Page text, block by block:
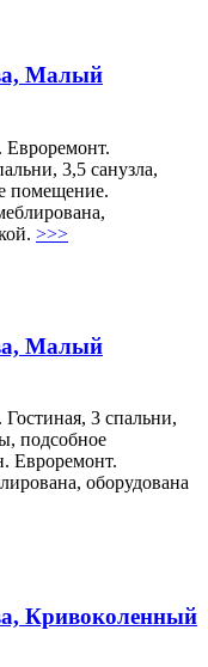
Малый
Евроремонт.
3,5 санузла,
помещение.
>>>
Малый
3 спальни,
подсобное
Евроремонт.
оборудована
Кривоколенный